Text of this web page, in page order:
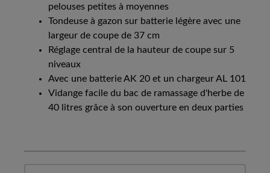
pelouses petites à moyennes
Tondeuse à gazon sur batterie légère avec une
largeur de coupe de 37 cm
Réglage central de la hauteur de coupe sur 5
niveaux
Avec une batterie AK 20 et un chargeur AL 101
Vidange facile du bac de ramassage d'herbe de
40 litres grâce à son ouverture en deux parties